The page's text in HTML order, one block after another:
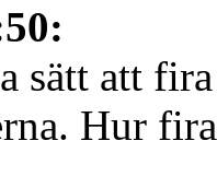
:
sätt att
Hur